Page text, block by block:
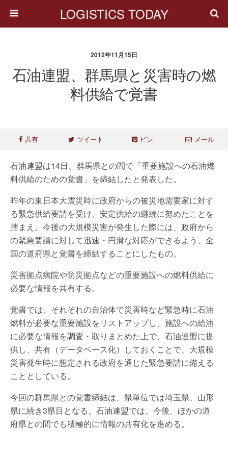
LOGISTICS TODAY
2012年11月15日
石油連盟、群馬県と災害時の燃
料供給で覚書
共有 ツイート ピン メール
石油連盟は14日、群馬県との間で「重要施設への石油燃
料供給のための覚書」を締結したと発表した。
昨年の東日本大震災時に政府からの被災地需要家に対す
る緊急供給要請を受け、安定供給の継続に努めたことを
踏まえ、今後の大規模災害が発生した際には、政府から
の緊急要請に対して迅速・円滑な対応ができるよう、全
国の道府県と覚書を締結することにしたもの。
災害拠点病院や防災拠点などの重要施設への燃料供給に
必要な情報を共有する。
覚書では、それぞれの自治体で災害時など緊急時に石油
燃料が必要な重要施設をリストアップし、施設への給油
に必要な情報を調査・取りまとめた上で、石油連盟に提
供し、共有（データベース化）しておくことで、大規模
災害発生時に想定される政府を通じた緊急要請に備える
こととしている。
今回の群馬県との覚書締結は、県単位では埼玉県、山形
県に続き3県目となる。石油連盟では、今後、ほかの道
府県との間でも積極的に情報の共有化を進める。